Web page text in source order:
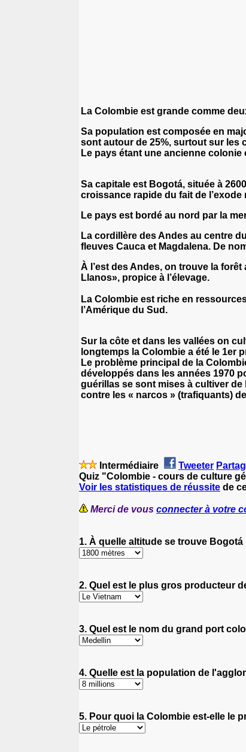
La Colombie est grande comme
Sa population est composée en
sont autour de 25%, surtout sur les
Le pays étant une ancienne colonie
Sa capitale est Bogotá, située à
croissance rapide du fait de l’exode
Le pays est bordé au nord par la
La cordillère des Andes au centre
fleuves Cauca et Magdalena. De
À l’est des Andes, on trouve la
Llanos», propice à l’élevage.
La Colombie est riche en
l’Amérique du Sud.
Sur la côte et dans les vallées on
longtemps la Colombie a été le 1er
Le problème principal de la
développés dans les années 1970
guérillas se sont mises à cultiver
contre les « narcos » (trafiquants)
Intermédiaire Tweeter
Quiz "Colombie - cours de culture
Voir les statistiques de réussite de
Merci de vous connecter à votre
1. À quelle altitude se trouve Bogotá
2. Quel est le plus gros producteur
3. Quel est le nom du grand port
4. Quelle est la population de
5. Pour quoi la Colombie est-elle le